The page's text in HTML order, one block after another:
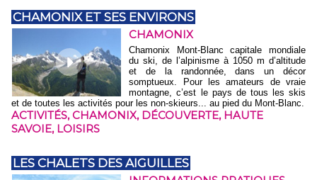
CHAMONIX ET SES ENVIRONS
CHAMONIX
Chamonix Mont-Blanc capitale mondiale
du ski, de l’alpinisme à 1050 m d’altitude
et de la randonnée, dans un décor
somptueux. Pour les amateurs de vraie
montagne, c’est le pays de tous les skis
et de toutes les activités pour les non-skieurs... au pied du Mont-Blanc.
ACTIVITÉS, CHAMONIX, DÉCOUVERTE, HAUTE
SAVOIE, LOISIRS
LES CHALETS DES AIGUILLES